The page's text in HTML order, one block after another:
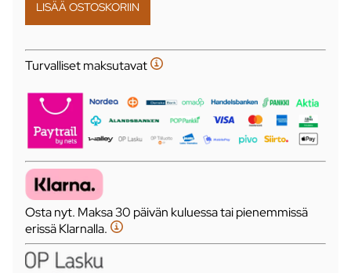
Turvalliset maksutavat
Osta nyt. Maksa 30 päivän kuluessa tai pienemmissä
erissä Klarnalla.